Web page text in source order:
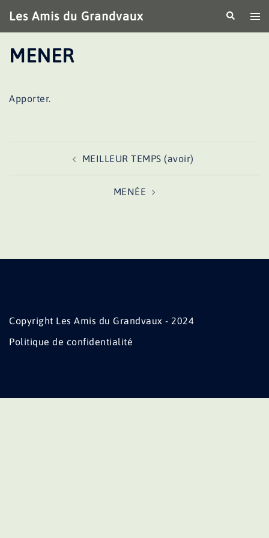
au
contenu
Les Amis du Grandvaux
le
MENER
Apporter.
MEILLEUR TEMPS (avoir)
MENÉE
Copyright Les Amis du Grandvaux - 2024
Politique de confidentialité